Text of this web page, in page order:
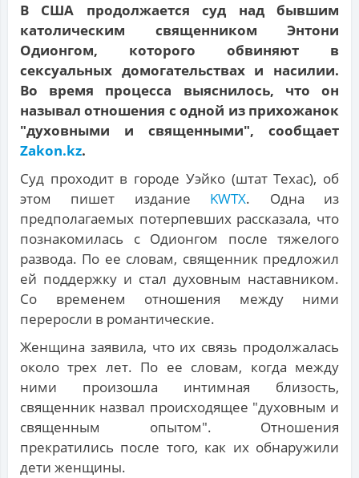
В США продолжается суд над бывшим
католическим священником Энтони
Одионгом, которого обвиняют в
сексуальных домогательствах и насилии.
Во время процесса выяснилось, что он
называл отношения с одной из прихожанок
"духовными и священными", сообщает
Zakon.kz.
Суд проходит в городе Уэйко (штат Техас), об
этом пишет издание KWTX. Одна из
предполагаемых потерпевших рассказала, что
познакомилась с Одионгом после тяжелого
развода. По ее словам, священник предложил
ей поддержку и стал духовным наставником.
Со временем отношения между ними
переросли в романтические.
Женщина заявила, что их связь продолжалась
около трех лет. По ее словам, когда между
ними произошла интимная близость,
священник назвал происходящее "духовным и
священным опытом". Отношения
прекратились после того, как их обнаружили
дети женщины.